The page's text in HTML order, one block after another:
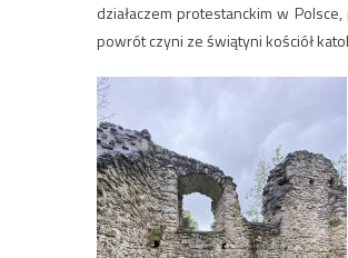
działaczem protestanckim w
powrót czyni ze świątyni kościół